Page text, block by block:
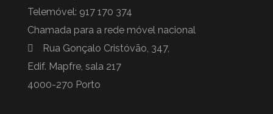
Telemóvel: 917 170 374
Chamada para a rede móvel nacional
Rua Gonçalo Cristóvão, 347,
Edif. Mapfre, sala 217
4000-270 Porto